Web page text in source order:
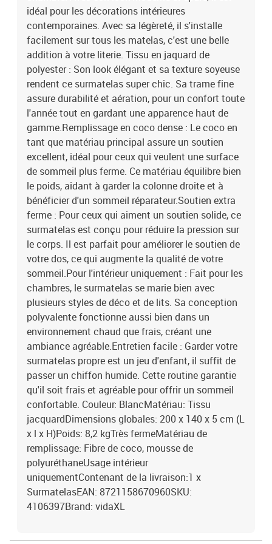
idéal pour les décorations intérieures
contemporaines. Avec sa légèreté, il s'installe
facilement sur tous les matelas, c'est une belle
addition à votre literie. Tissu en jaquard de
polyester : Son look élégant et sa texture soyeuse
rendent ce surmatelas super chic. Sa trame fine
assure durabilité et aération, pour un confort toute
l'année tout en gardant une apparence haut de
gamme.Remplissage en coco dense : Le coco en
tant que matériau principal assure un soutien
excellent, idéal pour ceux qui veulent une surface
de sommeil plus ferme. Ce matériau équilibre bien
le poids, aidant à garder la colonne droite et à
bénéficier d'un sommeil réparateur.Soutien extra
ferme : Pour ceux qui aiment un soutien solide, ce
surmatelas est conçu pour réduire la pression sur
le corps. Il est parfait pour améliorer le soutien de
votre dos, ce qui augmente la qualité de votre
sommeil.Pour l'intérieur uniquement : Fait pour les
chambres, le surmatelas se marie bien avec
plusieurs styles de déco et de lits. Sa conception
polyvalente fonctionne aussi bien dans un
environnement chaud que frais, créant une
ambiance agréable.Entretien facile : Garder votre
surmatelas propre est un jeu d'enfant, il suffit de
passer un chiffon humide. Cette routine garantie
qu'il soit frais et agréable pour offrir un sommeil
confortable. Couleur: BlancMatériau: Tissu
jacquardDimensions globales: 200 x 140 x 5 cm (L
x l x H)Poids: 8,2 kgTrès fermeMatériau de
remplissage: Fibre de coco, mousse de
polyuréthaneUsage intérieur
uniquementContenant de la livraison:1 x
SurmatelasEAN: 8721158670960SKU:
4106397Brand: vidaXL